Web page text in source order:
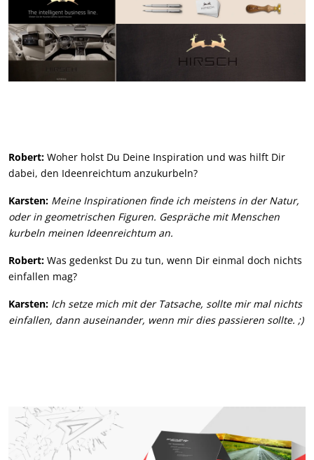
Robert: Woher holst Du Deine Inspiration und was hilft Dir
dabei, den Ideenreichtum anzukurbeln?
Karsten: Meine Inspirationen finde ich meistens in der Natur,
oder in geometrischen Figuren. Gespräche mit Menschen
kurbeln meinen Ideenreichtum an.
Robert: Was gedenkst Du zu tun, wenn Dir einmal doch nichts
einfallen mag?
Karsten: Ich setze mich mit der Tatsache, sollte mir mal nichts
einfallen, dann auseinander, wenn mir dies passieren sollte. ;)